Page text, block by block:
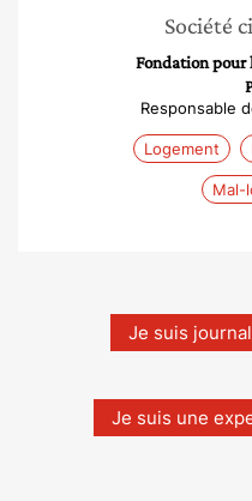
Société
Fondation pour
Responsable
Logement
Mal-
Je suis
Je suis une